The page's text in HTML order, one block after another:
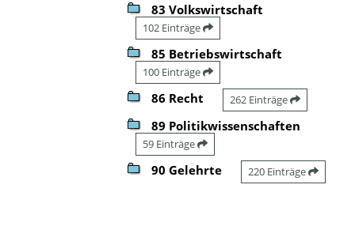
83 Volkswirtschaft
102 Einträge
85 Betriebswirtschaft
100 Einträge
86 Recht 262 Einträge
89 Politikwissenschaften
59 Einträge
90 Gelehrte 220 Einträge